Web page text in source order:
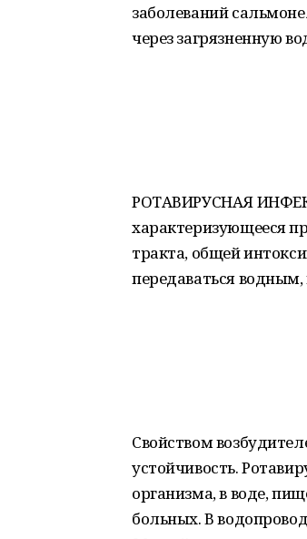
заболеваний
через загрязненную
РОТАВИРУСНАЯ
характеризующееся
тракта, общей
передаваться
Свойством
устойчивость.
организма, в воде,
больных. В